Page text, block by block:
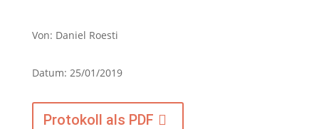
Von: Daniel Roesti
Datum: 25/01/2019
Protokoll als PDF